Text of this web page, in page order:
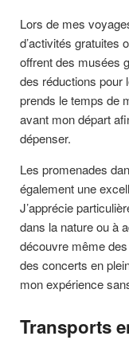
Lors de mes
d’activités gratuites
offrent des musées
des réductions pour
prends le temps de
avant mon départ
dépenser.
Les promenades
également une
J’apprécie
dans la nature ou à
découvre même
des concerts en
mon expérience
Transports